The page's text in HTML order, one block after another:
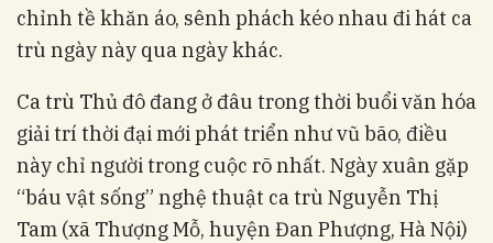
chỉnh tề khăn áo, sênh phách kéo nhau đi hát ca
trù ngày này qua ngày khác.
Ca trù Thủ đô đang ở đâu trong thời buổi văn hóa
giải trí thời đại mới phát triển như vũ bão, điều
này chỉ người trong cuộc rõ nhất. Ngày xuân gặp
“báu vật sống” nghệ thuật ca trù Nguyễn Thị
Tam (xã Thượng Mỗ, huyện Đan Phượng, Hà Nội)